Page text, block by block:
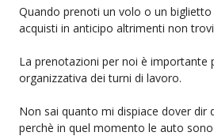
Quando prenoti un volo o un
acquisti in anticipo altrimenti non
La prenotazioni per noi è importante
organizzativa dei turni di lavoro.
Non sai quanto mi dispiace dover dir
perchè in quel momento le auto